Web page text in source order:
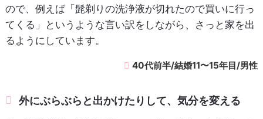
ので、例えば「髭剃りの洗浄液が切れたので買いに行っ
てくる」というような言い訳をしながら、さっと家を出
るようにしています。
40代前半/結婚11〜15年目/男性
外にぶらぶらと出かけたりして、気分を変える